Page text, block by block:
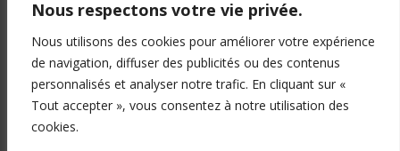
Nous respectons votre vie privée.
Nous utilisons des cookies pour améliorer votre expérience
de navigation, diffuser des publicités ou des contenus
personnalisés et analyser notre trafic. En cliquant sur «
Tout accepter », vous consentez à notre utilisation des
cookies.
Copyright © 2018 SVRGE – Crée par